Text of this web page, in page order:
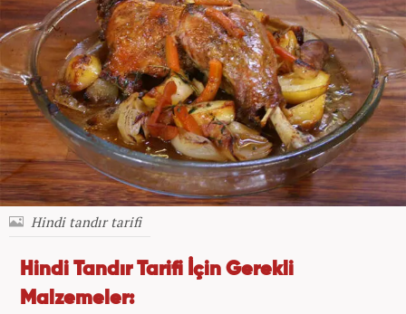
Hindi tandır tarifi
Hindi Tandır Tarifi İçin Gerekli
Malzemeler: